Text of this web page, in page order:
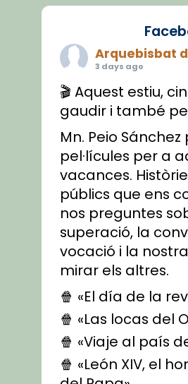
Arquebisbat
3 days ago
🎬 Aquest estiu,
gaudir i també
Mn. Peio
pel·lícules per a
vacances.
públics que ens
nos preguntes
superació, la
vocació i la
mirar els altres.
🍿 «El día de la
🍿 «Las locas del
🍿 «Viaje al país
🍿 «León XIV, el